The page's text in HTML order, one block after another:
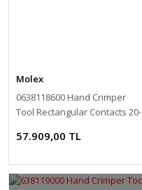
Molex
0638118600 Hand Crimper
Tool Rectangular Contacts 20-
57.909,00 TL